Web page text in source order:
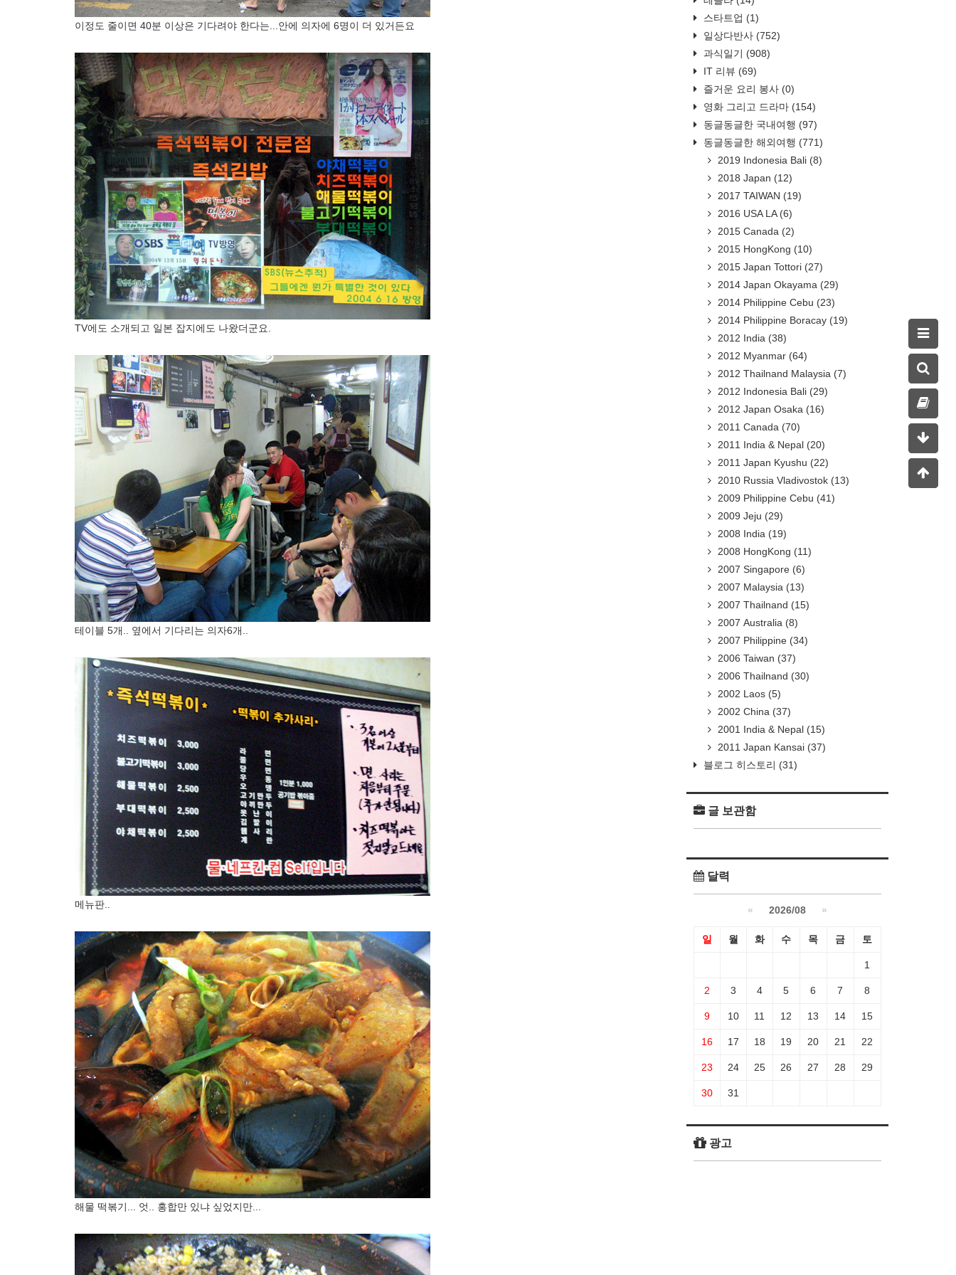
이정도 줄이면 40분 이상은 기다려야 한다는...안에 의자에 6명이 더 있거든요
TV에도 소개되고 일본 잡지에도 나왔더군요.
테이블 5개.. 옆에서 기다리는 의자6개..
메뉴판..
해물 떡볶기... 엇.. 홍합만 있냐 싶었지만...
스타트업 (1)
일상다반사 (752)
과식일기 (908)
IT 리뷰 (69)
즐거운 요리 봉사 (0)
영화 그리고 드라마 (154)
동글동글한 국내여행 (97)
동글동글한 해외여행 (771)
2019 Indonesia Bali (8)
2018 Japan (12)
2017 TAIWAN (19)
2016 USA LA (6)
2015 Canada (2)
2015 HongKong (10)
2015 Japan Tottori (27)
2014 Japan Okayama (29)
2014 Philippine Cebu (23)
2014 Philippine Boracay (19)
2012 India (38)
2012 Myanmar (64)
2012 Thailnand Malaysia (7)
2012 Indonesia Bali (29)
2012 Japan Osaka (16)
2011 Canada (70)
2011 India & Nepal (20)
2011 Japan Kyushu (22)
2010 Russia Vladivostok (13)
2009 Philippine Cebu (41)
2009 Jeju (29)
2008 India (19)
2008 HongKong (11)
2007 Singapore (6)
2007 Malaysia (13)
2007 Thailnand (15)
2007 Australia (8)
2007 Philippine (34)
2006 Taiwan (37)
2006 Thailnand (30)
2002 Laos (5)
2002 China (37)
2001 India & Nepal (15)
2011 Japan Kansai (37)
블로그 히스토리 (31)
글 보관함
달력
« 2026/08 »
일 월 화 수 목 금 토
1
2 3 4 5 6 7 8
9 10 11 12 13 14 15
16 17 18 19 20 21 22
23 24 25 26 27 28 29
30 31
광고